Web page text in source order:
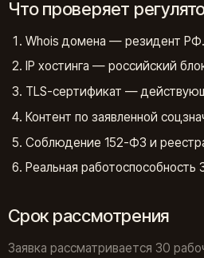
Что проверяет
Whois домена — резидент РФ.
IP хостинга — российский
TLS-сертификат —
Контент по заявленной
Соблюдение 152-ФЗ и
Реальная работоспособность
Срок рассмотрения
Заявка рассматривается 30